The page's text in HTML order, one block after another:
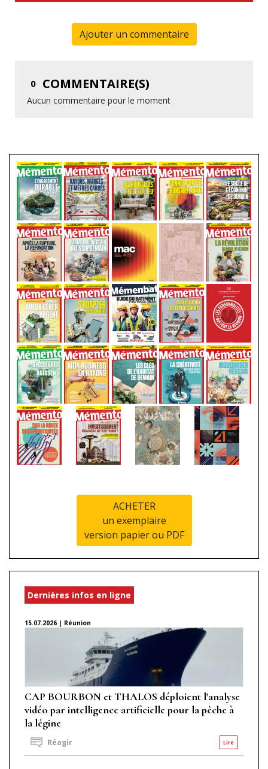
Ajouter un commentaire
0 COMMENTAIRE(S)
Aucun commentaire pour le moment
ACHETER
un exemplaire
version papier ou PDF
Dernières infos en ligne
15.07.2026 | Réunion
CAP BOURBON et THALOS déploient l'analyse
vidéo par intelligence artificielle pour la pêche à
la légine
Lire
Réagir